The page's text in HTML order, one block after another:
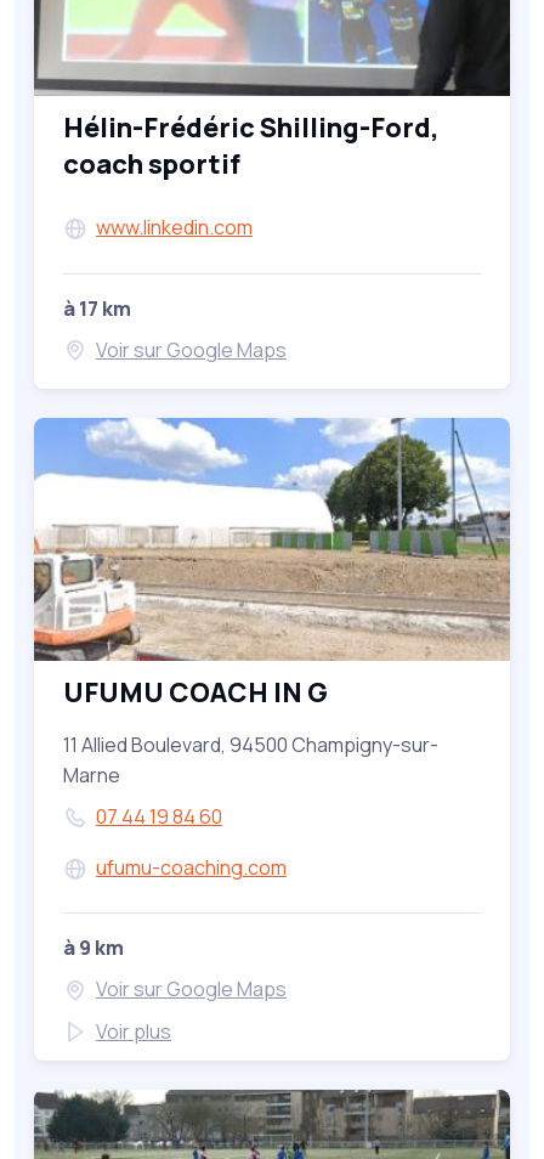
Hélin-Frédéric Shilling-Ford,
coach sportif
www.linkedin.com
à 17 km
Voir sur Google Maps
UFUMU COACH IN G
11 Allied Boulevard, 94500 Champigny-sur-
Marne
07 44 19 84 60
ufumu-coaching.com
à 9 km
Voir sur Google Maps
Voir plus